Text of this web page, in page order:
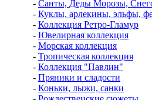
- Санты, Деды Морозы,
- Куклы, арлекины, эльфы,
- Коллекция Ретро-Гламур
- Ювелирная коллекция
- Морская коллекция
- Тропическая коллекция
- Коллекция "Павлин"
- Пряники и сладости
- Коньки, лыжи, санки